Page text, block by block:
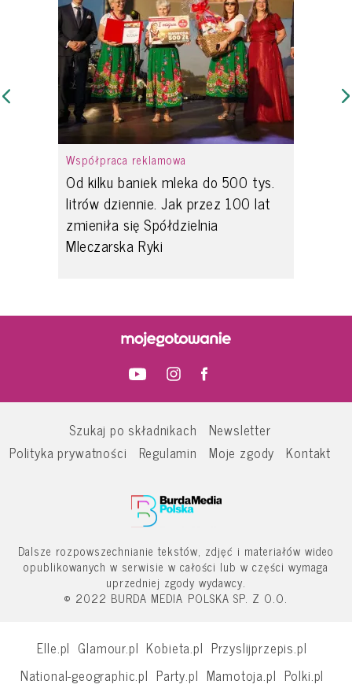
Współpraca reklamowa
Od kilku baniek mleka do 500 tys.
litrów dziennie. Jak przez 100 lat
zmieniła się Spółdzielnia
Mleczarska Ryki
Szukaj po składnikach
Newsletter
Polityka prywatności
Regulamin Moje zgody Kontakt
Dalsze rozpowszechnianie tekstów, zdjęć i materiałów wideo
opublikowanych w serwisie w całości lub w części wymaga
uprzedniej zgody wydawcy.
© 2022 BURDA MEDIA POLSKA SP. Z O.O.
Elle.pl Glamour.pl Kobieta.pl Przyslijprzepis.pl
National-geographic.pl Party.pl Mamotoja.pl Polki.pl